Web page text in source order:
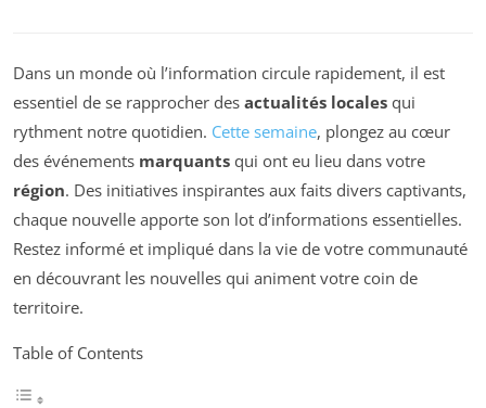
Dans un monde où l’information circule rapidement, il est
essentiel de se rapprocher des actualités locales qui
rythment notre quotidien. Cette semaine, plongez au cœur
des événements marquants qui ont eu lieu dans votre
région. Des initiatives inspirantes aux faits divers captivants,
chaque nouvelle apporte son lot d’informations essentielles.
Restez informé et impliqué dans la vie de votre communauté
en découvrant les nouvelles qui animent votre coin de
territoire.
Table of Contents